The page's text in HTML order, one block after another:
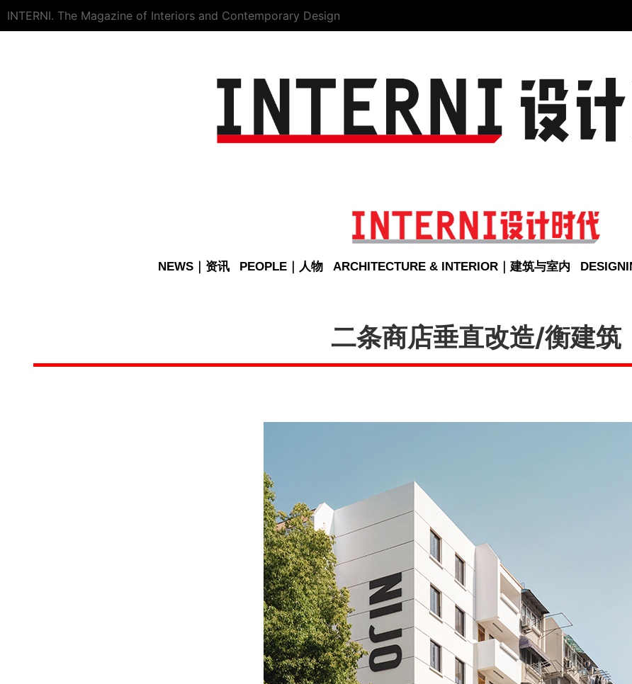
INTERNI. The Magazine of Interiors and Contemporary Design
NEWS｜资讯 PEOPLE｜人物 ARCHITECTURE & INTERIOR｜建筑与室内
二条商店垂直改造/衡建筑